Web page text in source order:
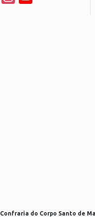
Confraria do Corpo Santo de